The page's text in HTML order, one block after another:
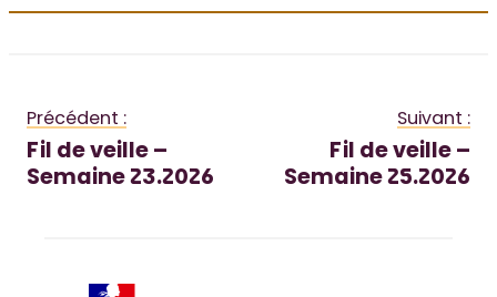
Précédent :
Fil de veille –
Semaine 23.2026
Suivant :
Fil de veille –
Semaine 25.2026